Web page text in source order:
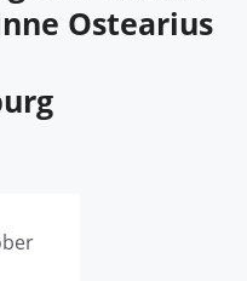
Ostearius